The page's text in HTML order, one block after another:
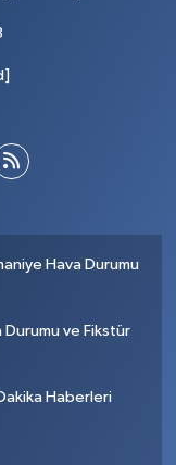
Hava Durumu
Durumu ve Fikstür
Haberleri